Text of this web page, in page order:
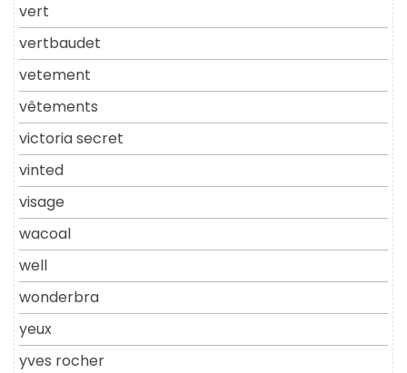
vert
vertbaudet
vetement
vêtements
victoria secret
vinted
visage
wacoal
well
wonderbra
yeux
yves rocher